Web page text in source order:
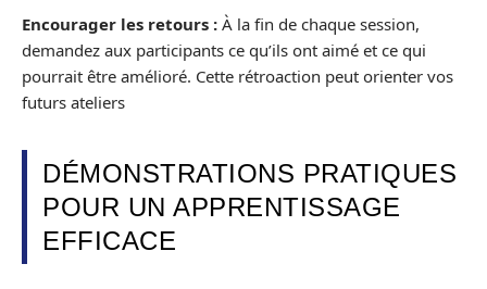
Encourager les retours : À la fin de chaque session,
demandez aux participants ce qu’ils ont aimé et ce qui
pourrait être amélioré. Cette rétroaction peut orienter vos
futurs ateliers
DÉMONSTRATIONS PRATIQUES
POUR UN APPRENTISSAGE
EFFICACE